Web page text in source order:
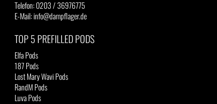
Telefon: 0203 / 36976775
E-Mail: info@dampflager.de
TOP 5 PREFILLED PODS
Elfa Pods
187 Pods
Lost Mary Wavi Pods
RandM Pods
Luva Pods